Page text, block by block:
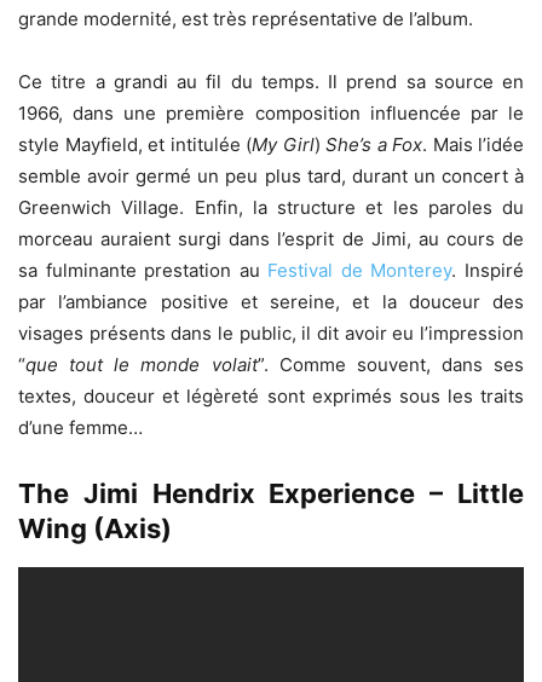
grande modernité, est très représentative de l’album.
Ce titre a grandi au fil du temps. Il prend sa source en
1966, dans une première composition influencée par le
style Mayfield, et intitulée (My Girl) She’s a Fox. Mais l’idée
semble avoir germé un peu plus tard, durant un concert à
Greenwich Village. Enfin, la structure et les paroles du
morceau auraient surgi dans l’esprit de Jimi, au cours de
sa fulminante prestation au Festival de Monterey. Inspiré
par l’ambiance positive et sereine, et la douceur des
visages présents dans le public, il dit avoir eu l’impression
“que tout le monde volait”. Comme souvent, dans ses
textes, douceur et légèreté sont exprimés sous les traits
d’une femme…
The Jimi Hendrix Experience – Little
Wing (Axis)